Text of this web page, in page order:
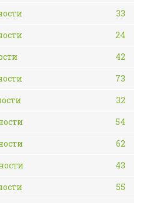
33
24
42
73
32
54
62
43
55